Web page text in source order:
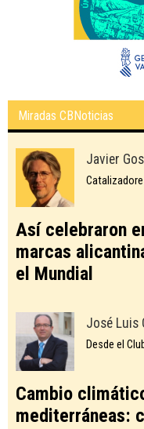
Miradas CBNoticias
Javier
Así celebraron
marcas
el Mundial
José Luis
Desde el
Cambio
mediterráneas: